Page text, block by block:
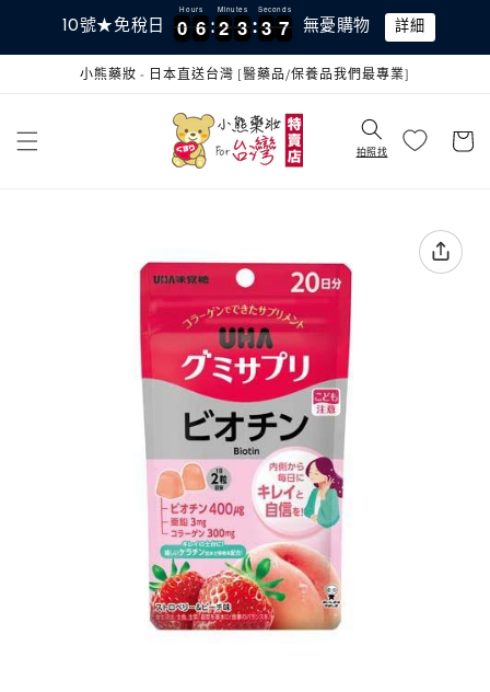
跳至內
10號★免稅日 0
0
0
0 6
6
6
6
Hours
2
2
2
2 3
3
3
3
Minutes
3
3
3
3 6
6
7
Seconds
無憂購物 詳細
小熊藥妝 - 日本直送台灣 [醫藥品/保養品我們最專業]
拍照找
物